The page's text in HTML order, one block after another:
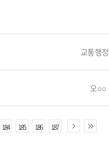
교통행
오○○
184 185 186 187